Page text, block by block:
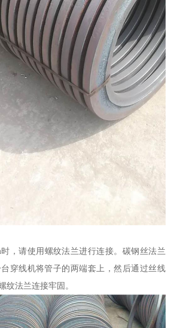
，请使用螺纹法兰进行连接。碳钢丝法兰
穿线机将管子的两端套上，然后通过丝线
纹法兰连接牢固。